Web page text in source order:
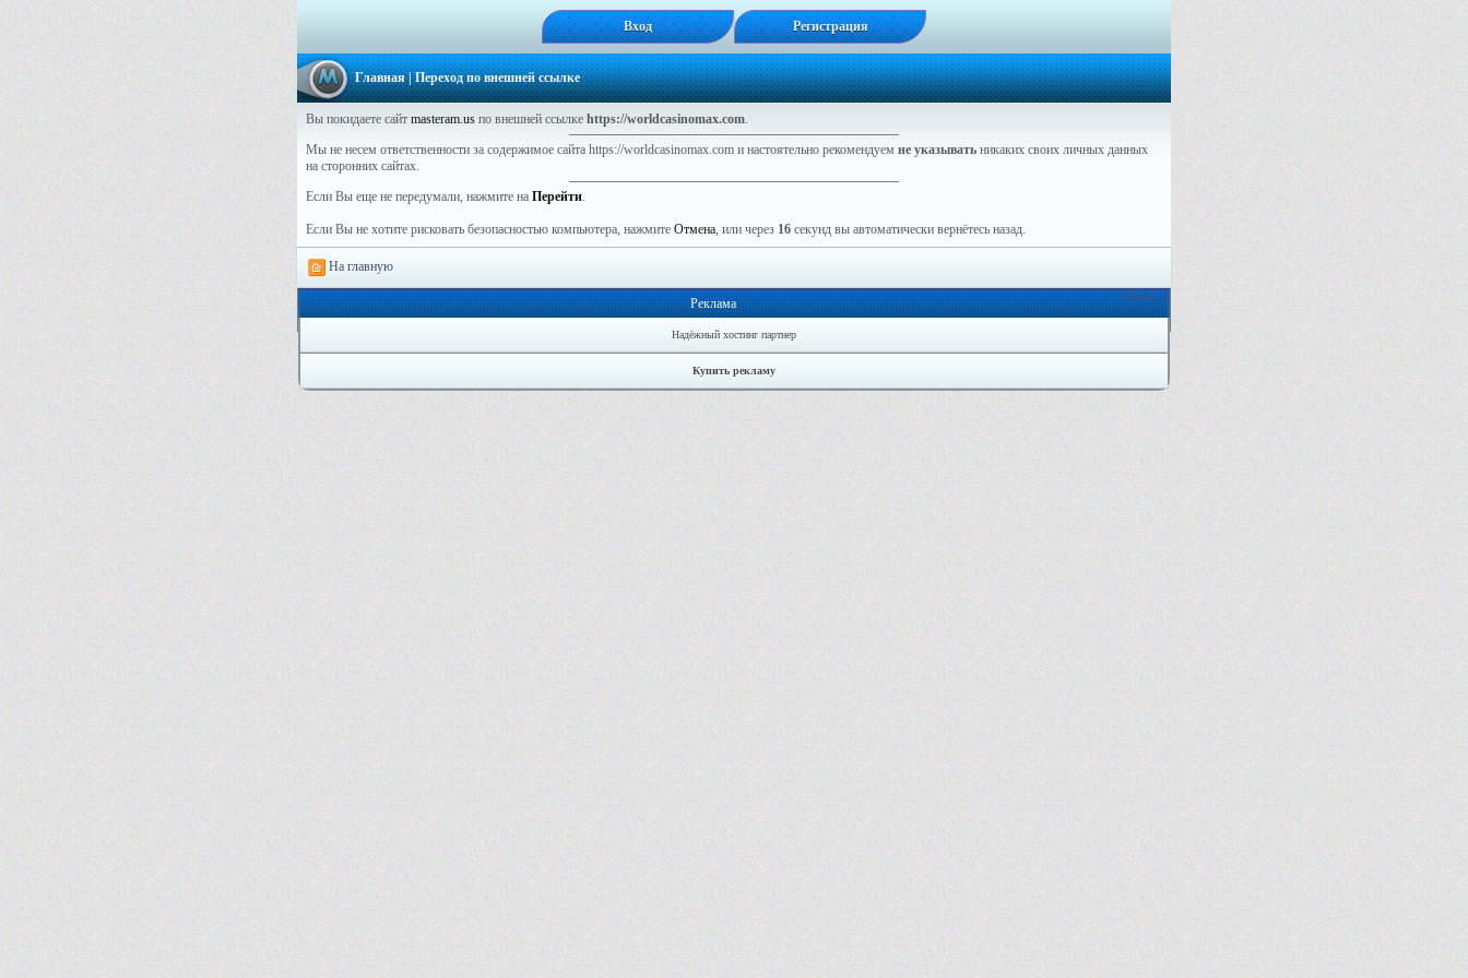
Вход Регистрация
Главная| Переход по внешней ссылке
Вы покидаете сайт masteram.us по внешней ссылке https://worldcasinomax.com.
Мы не несем ответственности за содержимое сайта https://worldcasinomax.com и настоятельно рекомендуем не указывать никаких своих личных данных
на сторонних сайтах.
Если Вы еще не передумали, нажмите на Перейти.
Если Вы не хотите рисковать безопасностью компьютера, нажмите Отмена, или через 16 секунд вы автоматически вернётесь назад.
На главную
Онлайн: 1
Реклама
Надёжный хостинг партнер
Купить рекламу